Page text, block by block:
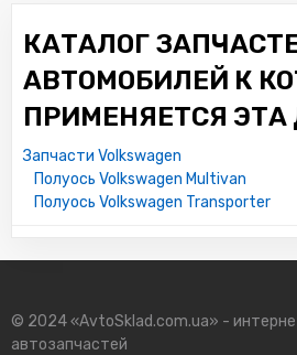
КАТАЛОГ
АВТОМОБИЛЕЙ К
ПРИМЕНЯЕТСЯ ЭТА
Запчасти Volkswagen
Полуось Volkswagen Multivan
Полуось Volkswagen Transporter
© 2024 «AvtoSklad.com.ua» -
автозапчастей